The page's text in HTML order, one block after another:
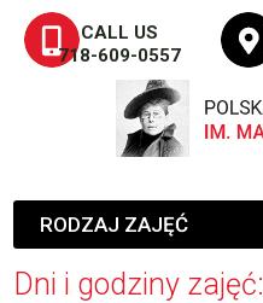
CALL US
718-609-0557
RODZAJ ZAJĘĆ
Dni i godziny zajęć: